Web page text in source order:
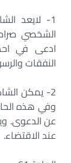
1- لايعد
الشخصي
ادعى في
النفقات
2- يمكن
وفي هذه
عن الدعوى.
عند الاقتضاء.